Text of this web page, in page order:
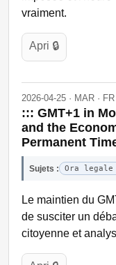
vraiment.
Apri 🔒
2026-04-25 · MAR · FR
::: GMT+1 in
and the
Permanent
Sujets : Ora legale
Le maintien du
de susciter un
citoyenne et